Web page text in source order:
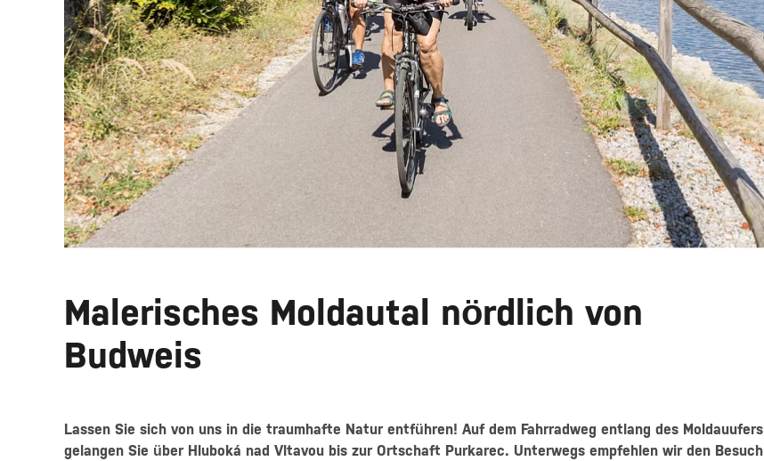
Malerisches Moldautal nördlich von
Budweis
Lassen Sie sich von uns in die traumhafte Natur entführen! Auf dem Fahrradweg entlang des Moldauufers
gelangen Sie über Hluboká nad Vltavou bis zur Ortschaft Purkarec. Unterwegs empfehlen wir den Besuch